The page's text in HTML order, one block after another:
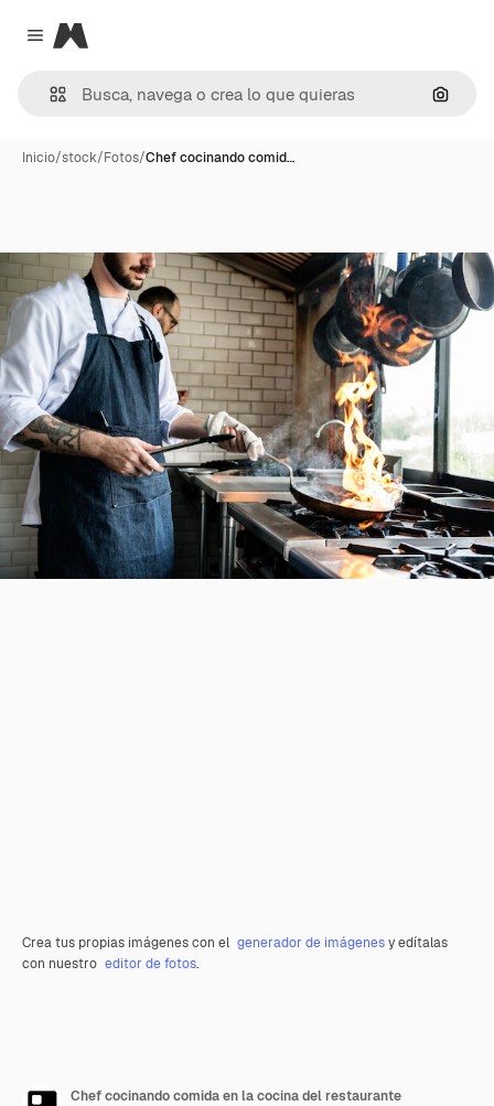
Close menu
Magnific
Inicio/stock/Fotos/Chef cocinando comid…
Crea tus propias imágenes con el generador de imágenesy edítalas
con nuestro editor de fotos.
Chef cocinando comida en la cocina del restaurante